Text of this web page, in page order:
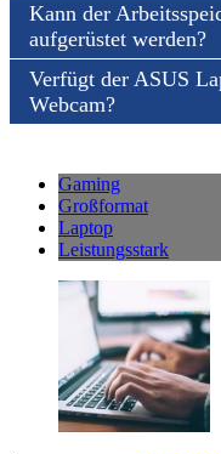
Kann der
aufgerüstet werden?
Verfügt der ASUS
Webcam?
Gaming
Großformat
Laptop
Leistungsstark